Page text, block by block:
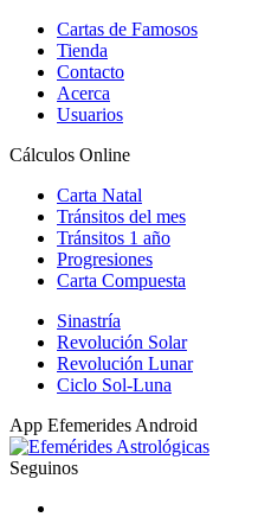
Cartas de Famosos
Tienda
Contacto
Acerca
Usuarios
Cálculos Online
Carta Natal
Tránsitos del mes
Tránsitos 1 año
Progresiones
Carta Compuesta
Sinastría
Revolución Solar
Revolución Lunar
Ciclo Sol-Luna
App Efemerides Android
Seguinos